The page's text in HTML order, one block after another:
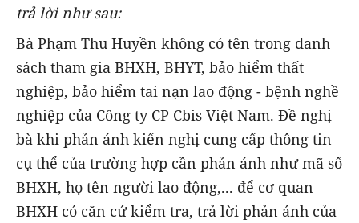
trả lời như sau:
Bà Phạm Thu Huyền không có tên trong danh
sách tham gia BHXH, BHYT, bảo hiểm thất
nghiệp, bảo hiểm tai nạn lao động - bệnh nghề
nghiệp của Công ty CP Cbis Việt Nam. Đề nghị
bà khi phản ánh kiến nghị cung cấp thông tin
cụ thể của trường hợp cần phản ánh như mã số
BHXH, họ tên người lao động,... để cơ quan
BHXH có căn cứ kiểm tra, trả lời phản ánh của